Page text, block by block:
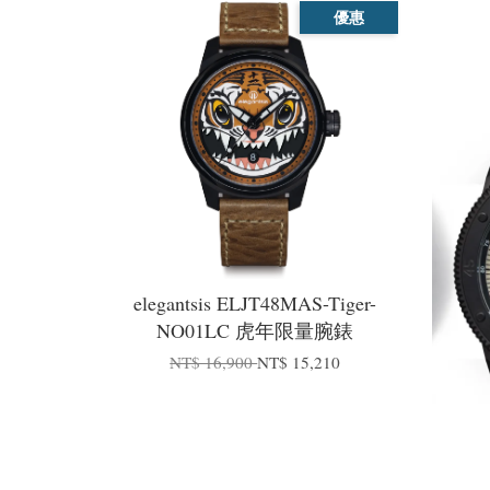
優惠
elegantsis ELJT48MAS-Tiger-
NO01LC 虎年限量腕錶
NT$ 16,900NT$ 15,210